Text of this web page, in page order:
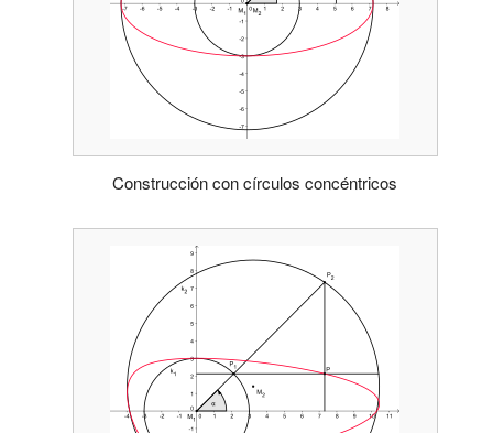
Construcción con círculos concéntricos